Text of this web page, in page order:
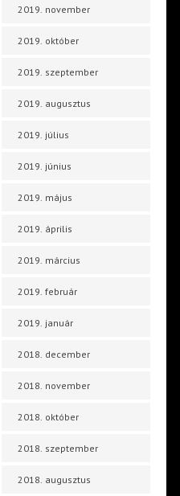
2019. november
2019. október
2019. szeptember
2019. augusztus
2019. július
2019. június
2019. május
2019. április
2019. március
2019. február
2019. január
2018. december
2018. november
2018. október
2018. szeptember
2018. augusztus